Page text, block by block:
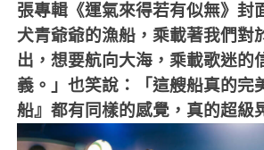
張專輯《運氣來得若有似無》封
犬青爺爺的漁船，乘載著我們對
出，想要航向大海，乘載歌迷的
義。」也笑說：「這艘船真的完
船』都有同樣的感覺，真的超級